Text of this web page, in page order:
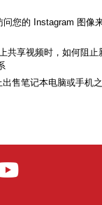
问您的 Instagram 图像
共享视频时，如何阻
出售笔记本电脑或手机